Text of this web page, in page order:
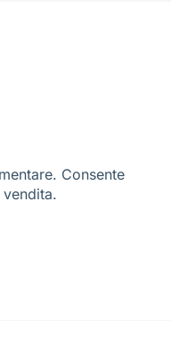
Consente